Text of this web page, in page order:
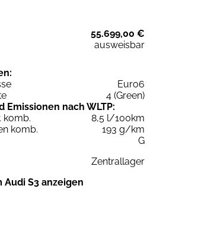
55.699,00 €
ausweisbar
Euro6
4 (Green)
Emissionen nach WLTP:
komb.
8,5 l/100km
komb.
193 g/km
G
Zentrallager
Audi S3 anzeigen